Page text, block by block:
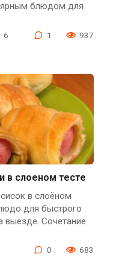
блюдом для
6 1 937
в слоеном тесте
в слоёном
для быстрого
выезде. Сочетание
0 683